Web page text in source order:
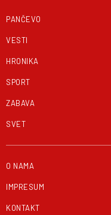
PANČEVO
VESTI
HRONIKA
SPORT
ZABAVA
SVET
O NAMA
IMPRESUM
KONTAKT